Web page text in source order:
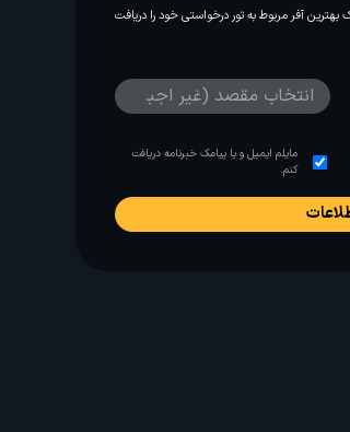
آفر مربوط به تور درخواستی خود را دریافت
مایلم ایمیل و یا پیامک خبرنامه دریافت
کنم.